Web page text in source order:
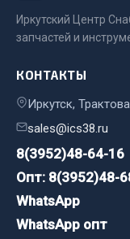
Весь раздел
Фильтры
JSB
Vic
Автоторг
Дифа
Цитрон
Иркутский Центр
запчастей и
КОНТАКТЫ
Иркутск,
sales@ics38.ru
8(3952)48-64-16
Опт: 8(3952)48-
WhatsApp
WhatsApp опт